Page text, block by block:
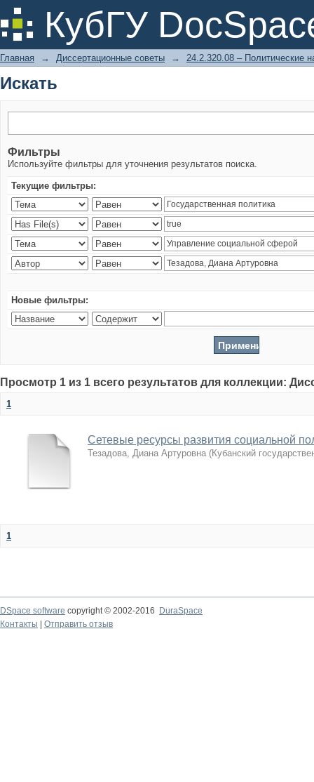
КубГУ
Искать
Главная → Диссертационные советы → 24.2.320.08 – Политические
Искать
Фильтры
Используйте фильтры для уточнения результатов поиска.
Текущие фильтры:
Новые фильтры:
Просмотр 1 из 1 всего результатов для коллекции:
1
Сетевые ресурсы развития социальной
Тезадова, Диана Артуровна (Кубанский
1
DSpace software copyright © 2002-2016
DuraSpace
Контакты
Отправить отзыв